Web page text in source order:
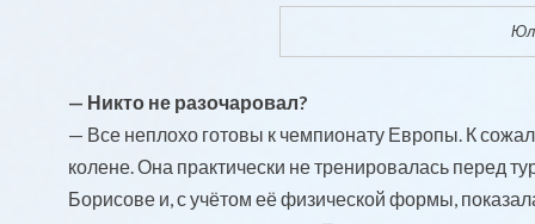
— Никто не разочаровал?
— Все неплохо готовы к чемпионату Европы. К
колене. Она практически не тренировалась перед
Борисове и, с учётом её физической формы,